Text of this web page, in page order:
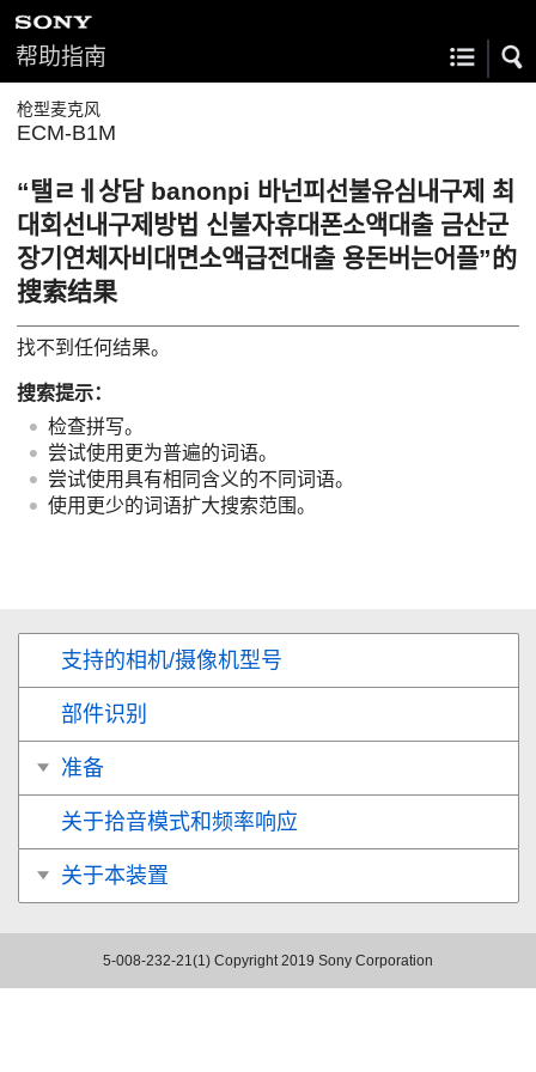
帮助指南
枪型麦克风
ECM-B1M
“탤ㄹㅔ상담 banonpi 바넌피선불유심내구제 최
대회선내구제방법 신불자휴대폰소액대출 금산군
장기연체자비대면소액급전대출 용돈버는어플”的
搜索结果
找不到任何结果。
搜索提示：
检查拼写。
尝试使用更为普遍的词语。
尝试使用具有相同含义的不同词语。
使用更少的词语扩大搜索范围。
支持的相机/摄像机型号
部件识别
准备
关于拾音模式和频率响应
关于本装置
5-008-232-21(1) Copyright 2019 Sony Corporation